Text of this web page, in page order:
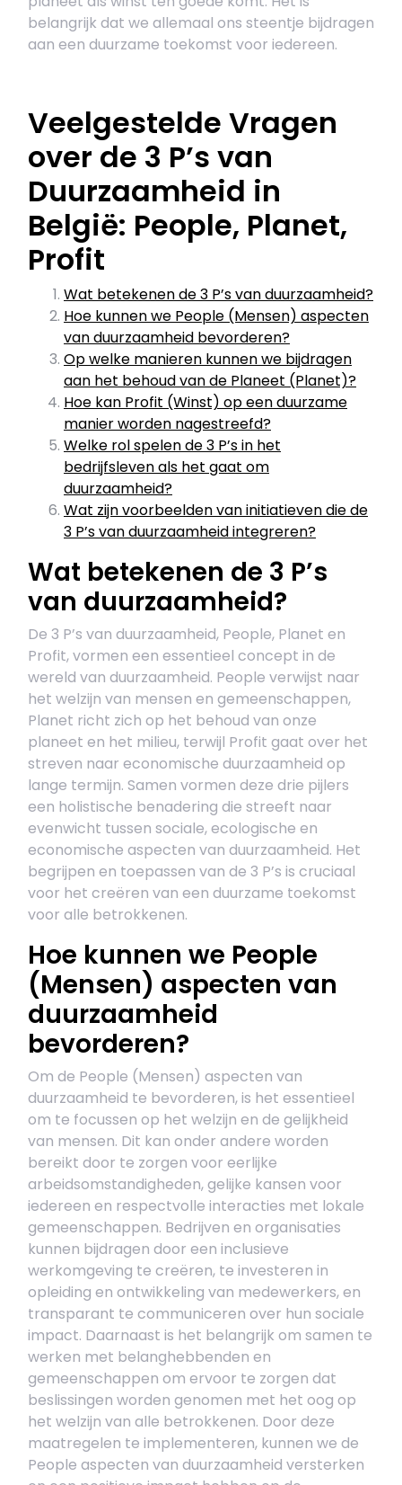
belangrijk dat we allemaal ons steentje bijdragen
aan een duurzame toekomst voor iedereen.
Veelgestelde Vragen
over de 3 P’s van
Duurzaamheid in
België: People, Planet,
Profit
Wat betekenen de 3 P’s van duurzaamheid?
Hoe kunnen we People (Mensen) aspecten
van duurzaamheid bevorderen?
Op welke manieren kunnen we bijdragen
aan het behoud van de Planeet (Planet)?
Hoe kan Profit (Winst) op een duurzame
manier worden nagestreefd?
Welke rol spelen de 3 P’s in het
bedrijfsleven als het gaat om
duurzaamheid?
Wat zijn voorbeelden van initiatieven die de
3 P’s van duurzaamheid integreren?
Wat betekenen de 3 P’s
van duurzaamheid?
De 3 P’s van duurzaamheid, People, Planet en
Profit, vormen een essentieel concept in de
wereld van duurzaamheid. People verwijst naar
het welzijn van mensen en gemeenschappen,
Planet richt zich op het behoud van onze
planeet en het milieu, terwijl Profit gaat over het
streven naar economische duurzaamheid op
lange termijn. Samen vormen deze drie pijlers
een holistische benadering die streeft naar
evenwicht tussen sociale, ecologische en
economische aspecten van duurzaamheid. Het
begrijpen en toepassen van de 3 P’s is cruciaal
voor het creëren van een duurzame toekomst
voor alle betrokkenen.
Hoe kunnen we People
(Mensen) aspecten van
duurzaamheid
bevorderen?
Om de People (Mensen) aspecten van
duurzaamheid te bevorderen, is het essentieel
om te focussen op het welzijn en de gelijkheid
van mensen. Dit kan onder andere worden
bereikt door te zorgen voor eerlijke
arbeidsomstandigheden, gelijke kansen voor
iedereen en respectvolle interacties met lokale
gemeenschappen. Bedrijven en organisaties
kunnen bijdragen door een inclusieve
werkomgeving te creëren, te investeren in
opleiding en ontwikkeling van medewerkers, en
transparant te communiceren over hun sociale
impact. Daarnaast is het belangrijk om samen te
werken met belanghebbenden en
gemeenschappen om ervoor te zorgen dat
beslissingen worden genomen met het oog op
het welzijn van alle betrokkenen. Door deze
maatregelen te implementeren, kunnen we de
People aspecten van duurzaamheid versterken